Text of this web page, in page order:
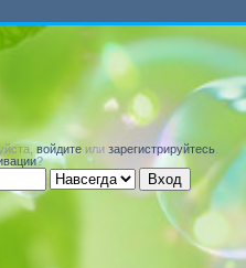
войдите или зарегистрируйтесь
?